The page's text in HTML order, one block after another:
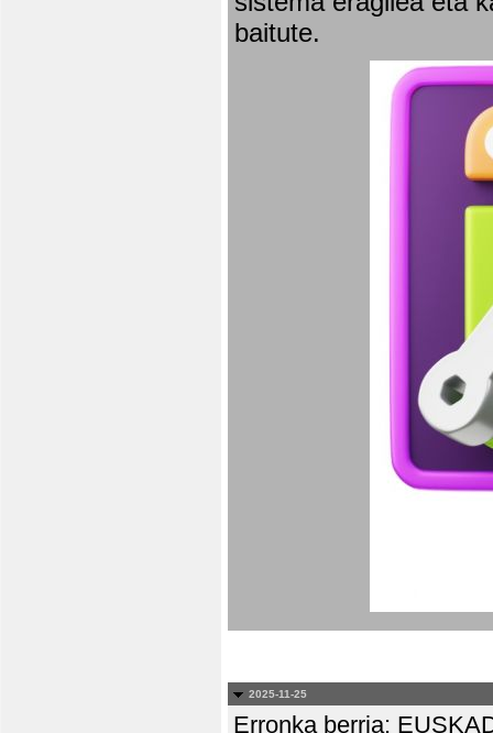
baitute.
2025-11-25
Erronka berria: